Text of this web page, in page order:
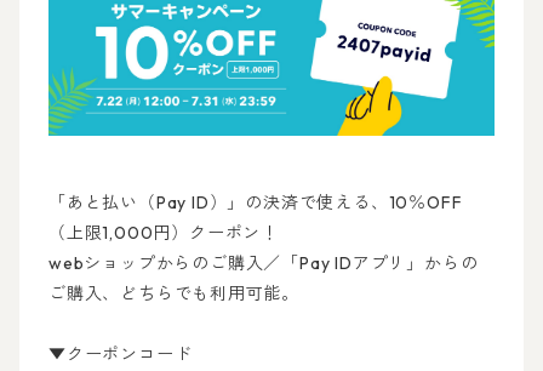
「あと払い（Pay ID）」の決済で使える、10％OFF
（上限1,000円）クーポン！
webショップからのご購入／「Pay IDアプリ」からの
ご購入、どちらでも利用可能。
▼クーポンコード